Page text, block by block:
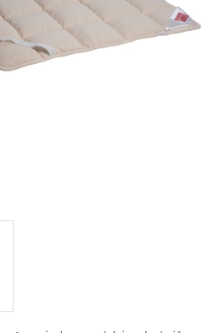
údajov
tovaru